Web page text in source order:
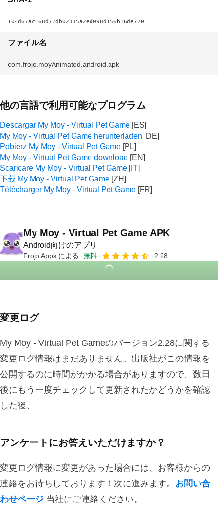
104d67ac468d72db02335a2ed098d156b16de720
ファイル名
com.frojo.moyAnimated.android.apk
他の言語で利用可能なプログラム
Descargar My Moy - Virtual Pet Game
My Moy - Virtual Pet Game herunterladen
Pobierz My Moy - Virtual Pet Game
My Moy - Virtual Pet Game download
Scaricare My Moy - Virtual Pet Game
下载 My Moy - Virtual Pet Game
Télécharger My Moy - Virtual Pet Game
My Moy - Virtual Pet Game APK
Android向けのアプリ
Frojo Apps による 無料 2.28
変更ログ
My Moy - Virtual Pet Gameのバージョン2.28に関する
変更ログ情報はまだありません。出版社がこの情報を
公開するのに時間がかかる場合がありますので、数日
後にもう一度チェックして更新されたかどうかを確認
した後、
アンケートにお答えいただけますか？
変更ログ情報に変更があった場合には、お客様からの
連絡をお待ちしております！次に進みます。 お問い合
わせページ 当社にご連絡ください。